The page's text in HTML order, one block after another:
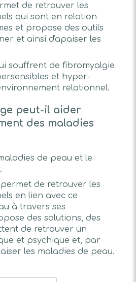
de retrouver les
qui sont en relation
et propose des outils
et ainsi d'apaiser les
souffrent de fibromyalgie
et hyper-
relationnel.
peut-il aider
des maladies
de peau et le
de retrouver les
en lien avec ce
à travers ses
des solutions, des
de retrouver un
et psychique et, par
les maladies de peau.